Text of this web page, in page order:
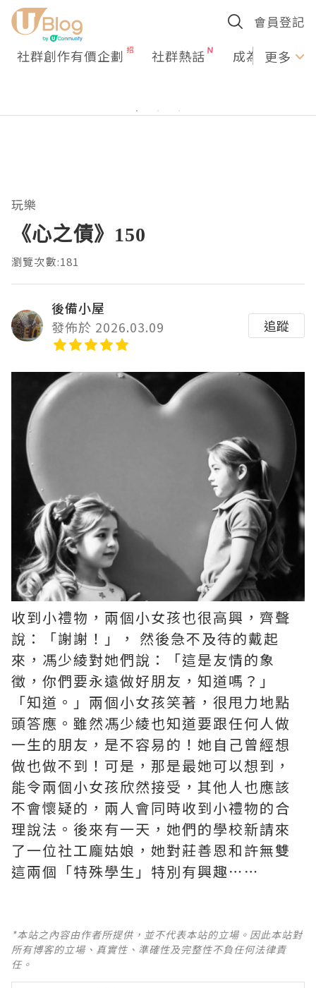
會員登記
社群創作有價企劃 社群熱話 成為U更多
玩樂
《心之債》150
瀏覽次數:181
後備小屋
發佈於 2026.03.09
追蹤
收到小禮物，兩個小女孩也很高興，齊聲
說：「謝謝！」， 然後急不及待的戴起
來，馮少綾對她們說：「這是友情的象
徵，你們要永遠做好朋友，知道嗎？」
「知道。」兩個小女孩笑著，很甩力地點
頭答應。雖然馮少綾也知道要跟任何人做
一生的朋友，是不容易的！她自己曾經想
做也做不到！可是，那是最她可以想到，
能令兩個小女孩欣然接受，其他人也應該
不會懷疑的，兩人會同時收到小禮物的合
理說法。後來有一天，她們的學校新請來
了一位社工龐姑娘，她對莊善恩和許無雙
這兩個「特殊學生」特別有興趣⋯⋯
*本站之內容由作者所提供，並不代表本站的立場。因此本站對
所有博客的立場、真實性、準確性及完整性不負任何法律責
任。